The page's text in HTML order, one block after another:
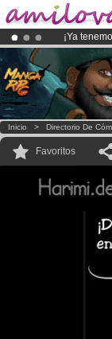
¡Ya
¡El
Inicio > Directorio De
Favoritos